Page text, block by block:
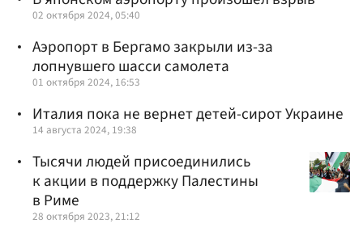
02 октября 2024, 05:40
Аэропорт в Бергамо закрыли из-за
лопнувшего шасси самолета
01 октября 2024, 16:53
Италия пока не вернет детей-сирот Украине
14 августа 2024, 19:38
Тысячи людей присоединились
к акции в поддержку Палестины
в Риме
28 октября 2023, 21:12